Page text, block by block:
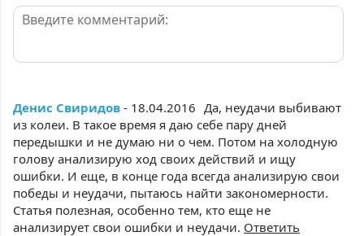
Денис Свиридов - 18.04.2016 Да, неудачи выбивают
из колеи. В такое время я даю себе пару дней
передышки и не думаю ни о чем. Потом на холодную
голову анализирую ход своих действий и ищу
ошибки. И еще, в конце года всегда анализирую свои
победы и неудачи, пытаюсь найти закономерности.
Статья полезная, особенно тем, кто еще не
анализирует свои ошибки и неудачи. Ответить